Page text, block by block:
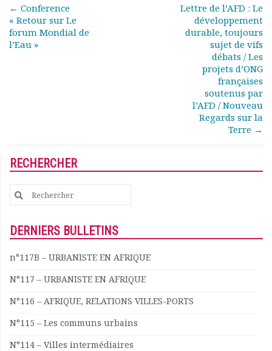
Post navigation
← Conference
« Retour sur Le
forum Mondial de
l’Eau »
Lettre de l’AFD : Le
développement
durable, toujours
sujet de vifs
débats / Les
projets d’ONG
françaises
soutenus par
l’AFD / Nouveau
Regards sur la
Terre →
RECHERCHER
Search
for:
DERNIERS BULLETINS
n°117B – URBANISTE EN AFRIQUE
N°117 – URBANISTE EN AFRIQUE
N°116 – AFRIQUE, RELATIONS VILLES-PORTS
N°115 – Les communs urbains
N°114 – Villes intermédiaires